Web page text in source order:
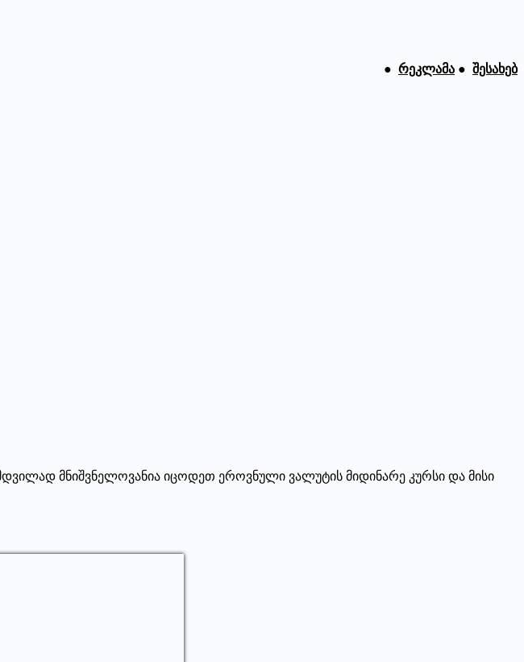
● რეკლამა ● შესახებ
მნიშვნელოვანია იცოდეთ ეროვნული ვალუტის მიდინარე კურსი და მისი